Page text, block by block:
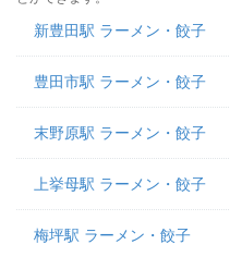
新豊田駅 ラーメン・餃子
豊田市駅 ラーメン・餃子
末野原駅 ラーメン・餃子
上挙母駅 ラーメン・餃子
梅坪駅 ラーメン・餃子